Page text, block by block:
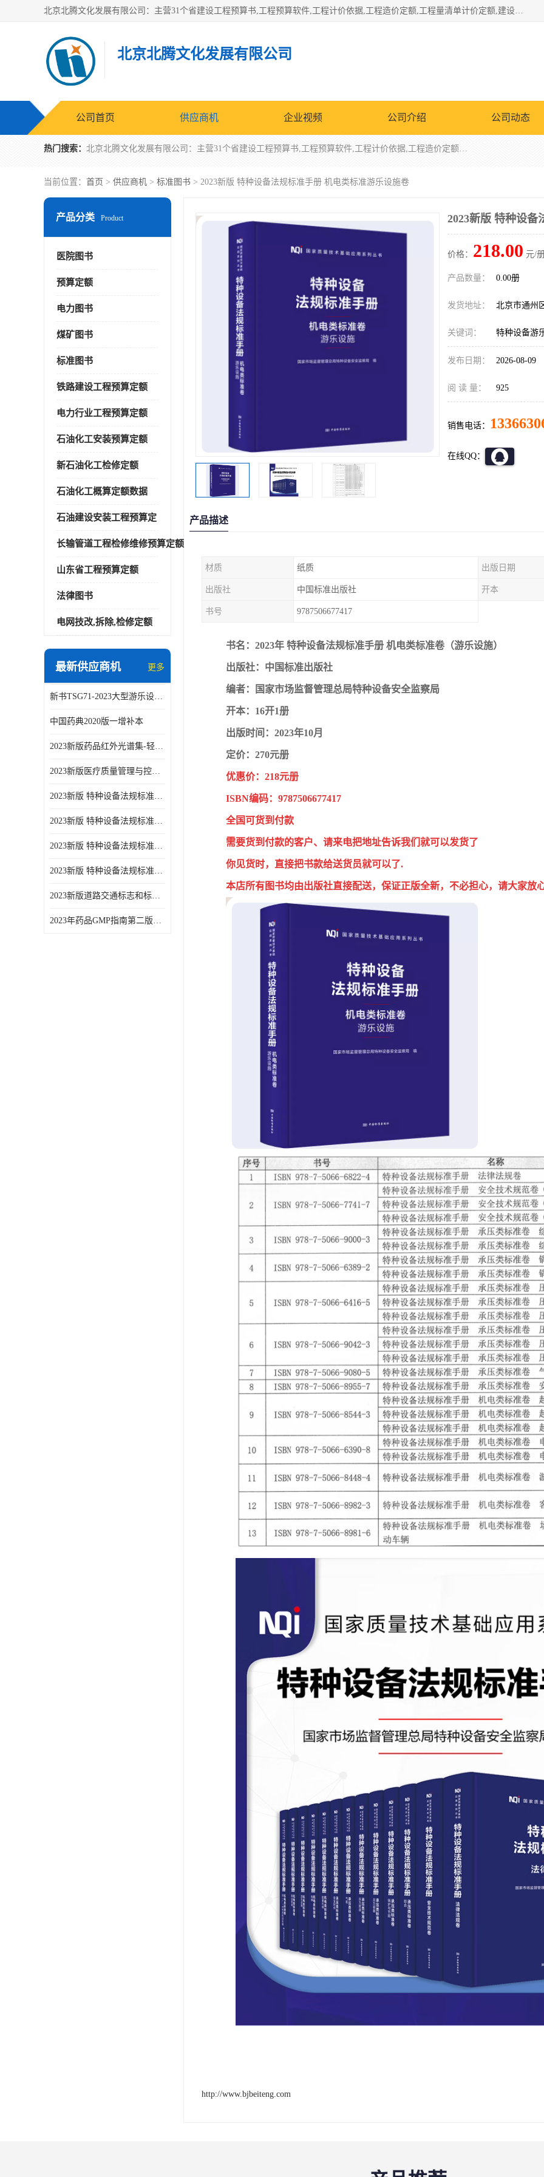
北京北腾文化发展有限公司：主营31个省建设工程预算书,工程预算软件,工程计价依据,工程造价定额,工程量清单计价定额,建设工程量消耗量定额,各行业工程预算定额,铁路定额,电力定额,矿山定额,*,黄金定额,钢铁企业检修定额,中石化安装检修定额,煤矿图书,医院书籍等.诚信的经营，在发展的同时公司不忘不断总结不断优化为客户的服务，和一如既往的热情赢得了新老客户的极高评价及青睐。
北京北腾文化发展有限公司
公司首页 供应商机 企业视频 公司介绍 公司动态
热门搜索： 北京北腾文化发展有限公司：主营31个省建设工程预算书,工程预算软件,工程计价依据,工程造价定额,工程量清单计价定额,建设工程量消耗量定额,各行业工程预算定额,铁路定额,电力定额,矿山定额,*,黄金定额,钢铁企业检修定额,中石化安装检修定额,煤矿图书,医院书籍等.诚信的经营，在发展的同时公司不忘不断总结不断优化为客户的服务，和一如既往的热情赢得了新老客户的极高评价及青睐。
当前位置： 首页 > 供应商机 > 标准图书 > 2023新版 特种设备法规标准手册 机电类标准游乐设施卷
产品分类 Product
医院图书
预算定额
电力图书
煤矿图书
标准图书
铁路建设工程预算定额
电力行业工程预算定额
石油化工安装预算定额
新石油化工检修定额
石油化工概算定额数据
石油建设安装工程预算定
长输管道工程检修维修预算定额
山东省工程预算定额
法律图书
电网技改,拆除,检修定额
最新供应商机 更多
新书TSG71-2023大型游乐设施安全技术规程
中国药典2020版一增补本
2023新版药品红外光谱集-轻工业出版社
2023新版医疗质量管理与控制指标汇编5.0版
2023新版 特种设备法规标准手册 机电类标准客运索道卷
2023新版 特种设备法规标准手册 机电类标准游乐设施卷
2023新版 特种设备法规标准手册 安全技术规范卷共三本
2023新版 特种设备法规标准手册 机电类标准电梯卷 共两本
2023新版道路交通标志和标线手册
2023年药品GMP指南第二版全6册
2023新版 特种设备
价格： 218.00 元/
产品数量： 0.00册
发货地址： 北京市通州
关键词： 特种设备游
发布日期： 2026-08-09
阅 读 量： 925
销售电话：
在线QQ：
产品描述
材质 纸质 出版日期
出版社 中国标准出版社 开本
书号 9787506677417
书名：2023年 特种设备法规标准手册 机电类标准卷（游乐设施）
出版社：中国标准出版社
编者：国家市场监督管理总局特种设备安全监察局
开本：16开1册
出版时间：2023年10月
定价：270元册
优惠价：218元册
ISBN编码：9787506677417
全国可货到付款
需要货到付款的客户、请来电把地址告诉我们就可以发货了
你见货时，直接把书款给送货员就可以了.
本店所有图书均由出版社直接配送，保证正版全新，不必担心，请大家放
http://www.bjbeiteng.com